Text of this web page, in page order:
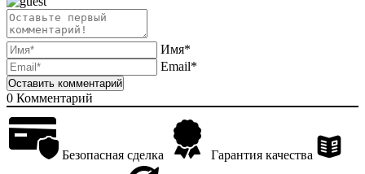
Имя*
Email*
0 Комментарий
Безопасная сделка Гарантия качества